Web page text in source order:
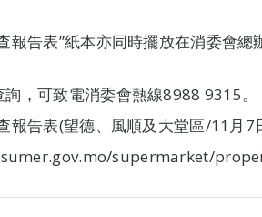
報告表”紙本亦同時擺放在消委會
，可致電消委會熱線8988 9315。
報告表(望德、風順及大堂區/11月7
supermarket/